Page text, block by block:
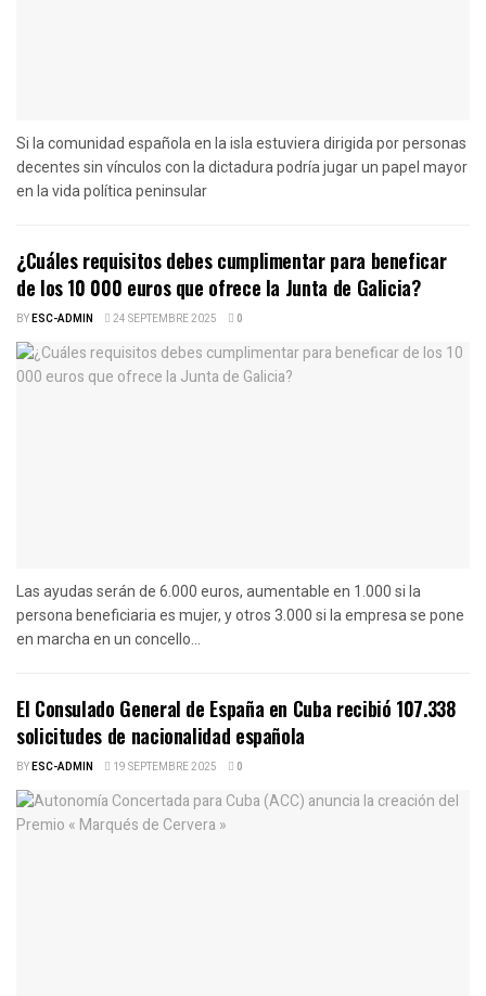
Si la comunidad española en la isla estuviera dirigida por personas
decentes sin vínculos con la dictadura podría jugar un papel mayor
en la vida política peninsular
¿Cuáles requisitos debes cumplimentar para beneficar
de los 10 000 euros que ofrece la Junta de Galicia?
BYESC-ADMIN 24 SEPTEMBRE 2025 0
Las ayudas serán de 6.000 euros, aumentable en 1.000 si la
persona beneficiaria es mujer, y otros 3.000 si la empresa se pone
en marcha en un concello...
El Consulado General de España en Cuba recibió 107.338
solicitudes de nacionalidad española
BYESC-ADMIN 19 SEPTEMBRE 2025 0